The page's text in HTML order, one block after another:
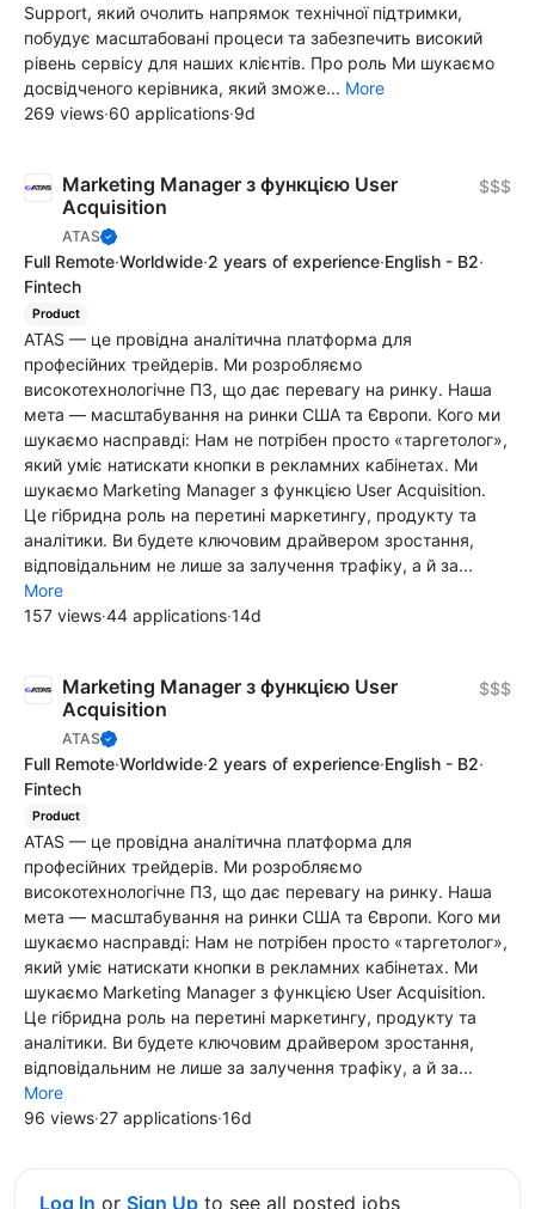
Support, який очолить напрямок технічної підтримки,
побудує масштабовані процеси та забезпечить високий
рівень сервісу для наших клієнтів. Про роль Ми шукаємо
досвідченого керівника, який зможе... More
269 views·60 applications·9d
Marketing Manager з функцією User
Acquisition
ATAS
$$$
Full Remote·Worldwide·2 years of experience·English - B2·
Fintech
Product
ATAS — це провідна аналітична платформа для
професійних трейдерів. Ми розробляємо
високотехнологічне ПЗ, що дає перевагу на ринку. Наша
мета — масштабування на ринки США та Європи. Кого ми
шукаємо насправді: Нам не потрібен просто «таргетолог»,
який уміє натискати кнопки в рекламних кабінетах. Ми
шукаємо Marketing Manager з функцією User Acquisition.
Це гібридна роль на перетині маркетингу, продукту та
аналітики. Ви будете ключовим драйвером зростання,
відповідальним не лише за залучення трафіку, а й за...
More
157 views·44 applications·14d
Marketing Manager з функцією User
Acquisition
ATAS
$$$
Full Remote·Worldwide·2 years of experience·English - B2·
Fintech
Product
ATAS — це провідна аналітична платформа для
професійних трейдерів. Ми розробляємо
високотехнологічне ПЗ, що дає перевагу на ринку. Наша
мета — масштабування на ринки США та Європи. Кого ми
шукаємо насправді: Нам не потрібен просто «таргетолог»,
який уміє натискати кнопки в рекламних кабінетах. Ми
шукаємо Marketing Manager з функцією User Acquisition.
Це гібридна роль на перетині маркетингу, продукту та
аналітики. Ви будете ключовим драйвером зростання,
відповідальним не лише за залучення трафіку, а й за...
More
96 views·27 applications·16d
Log In or Sign Up to see all posted jobs